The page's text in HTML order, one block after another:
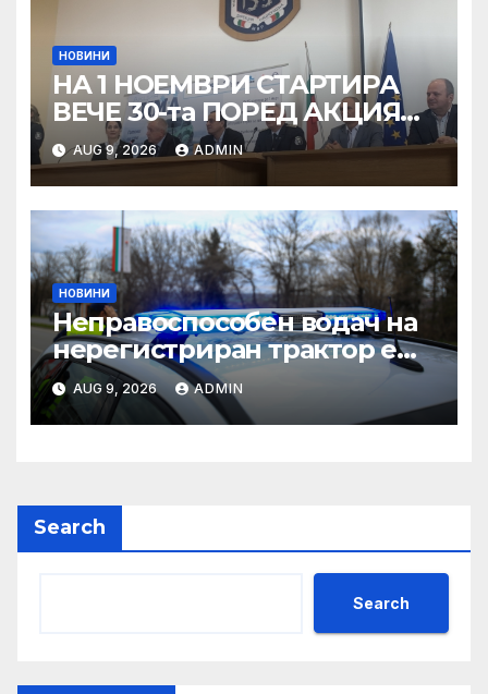
НОВИНИ
НА 1 НОЕМВРИ СТАРТИРА
ВЕЧЕ 30-та ПОРЕД АКЦИЯ
„ЗИМА“
AUG 9, 2026 ADMIN
НОВИНИ
Неправоспособен водач на
нерегистриран трактор е
спрян в Търговище –
Новини Търговище
AUG 9, 2026 ADMIN
Search
Search